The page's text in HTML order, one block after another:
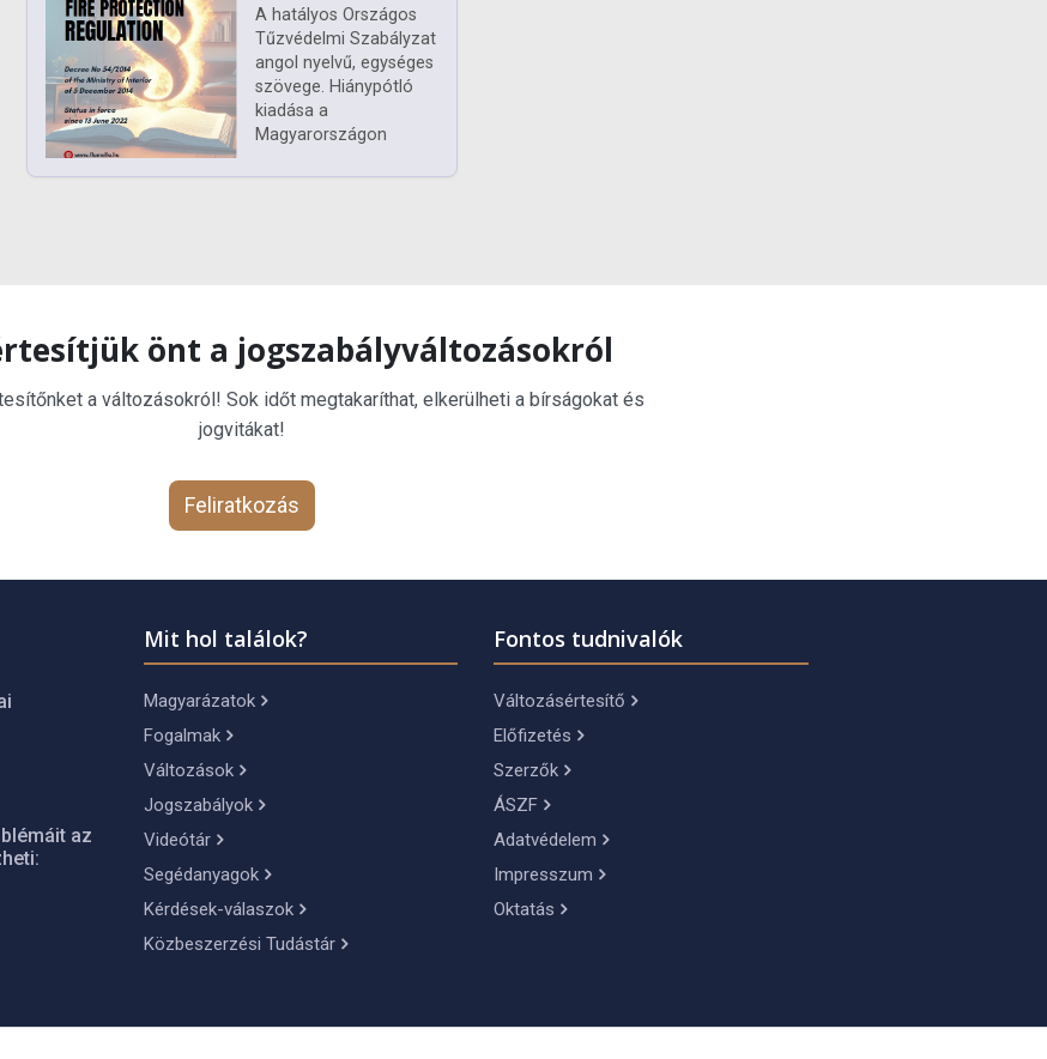
A hatályos Országos
Tűzvédelmi Szabályzat
angol nyelvű, egységes
szövege. Hiánypótló
kiadása a
Magyarországon
önt a jogszabályváltozásokról
a változásokról! Sok időt megtakaríthat, elkerülheti a bírságokat és
jogvitákat!
Feliratkozás
az
Mit hol találok?
Magyarázatok
Fogalmak
Változások
Jogszabályok
Videótár
Segédanyagok
Kérdések-válaszok
Közbeszerzési Tudástár
Fontos tudnivalók
Változásértesítő
Előfizetés
Szerzők
ÁSZF
Adatvédelem
Impresszum
Oktatás